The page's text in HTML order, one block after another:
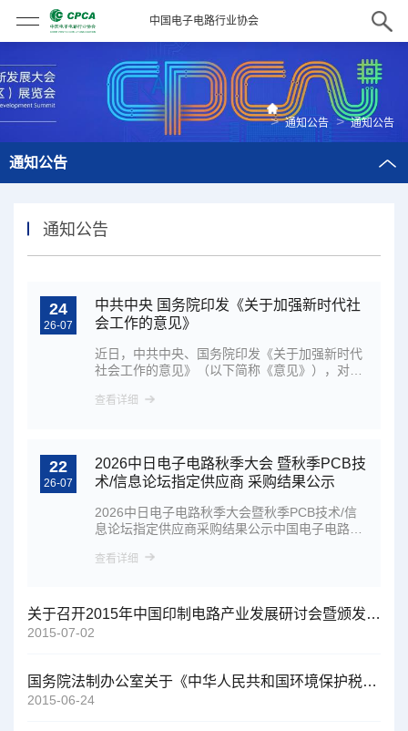
中国电子电路行业协会
> 通知公告 > 通知公告
通知公告
通知公告
24
26-07
中共中央 国务院印发《关于加强新时代社
会工作的意见》
近日，中共中央、国务院印发《关于加强新时代
社会工作的意见》（以下简称《意见》），对加
查看详细
22
26-07
2026中日电子电路秋季大会 暨秋季PCB技
术/信息论坛指定供应商 采购结果公示
2026中日电子电路秋季大会暨秋季PCB技术/信
息论坛指定供应商采购结果公示中国电子电路行
查看详细
关于召开2015年中国印制电路产业发展研讨会暨颁发2014年度百强企业证书的通知（第一轮）
2015-07-02
国务院法制办公室关于《中华人民共和国环境保护税法（征求意见稿）》公开征求意见的通知
2015-06-24